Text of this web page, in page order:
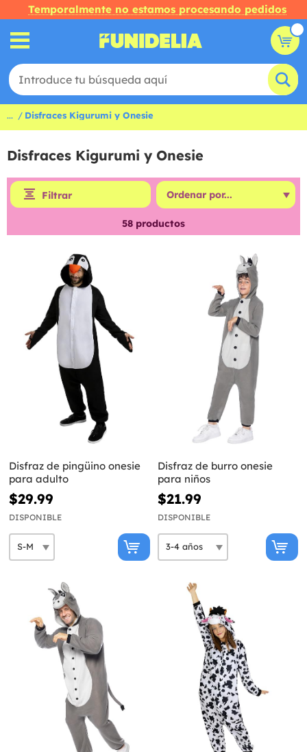
Temporalmente no estamos procesando pedidos
... Disfraces Kigurumi y Onesie
Disfraces Kigurumi y Onesie
Filtrar
58 productos
Disfraz de pingüino onesie
para adulto
$29.99
DISPONIBLE
Disfraz de burro onesie
para niños
$21.99
DISPONIBLE